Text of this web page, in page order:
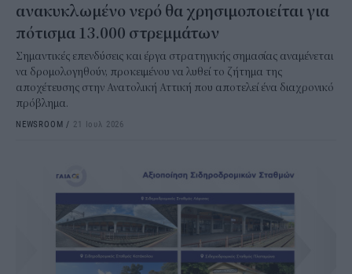
ανακυκλωμένο νερό θα χρησιμοποιείται για
πότισμα 13.000 στρεμμάτων
Σημαντικές επενδύσεις και έργα στρατηγικής σημασίας αναμένεται
να δρομολογηθούν, προκειμένου να λυθεί το ζήτημα της
αποχέτευσης στην Ανατολική Αττική που αποτελεί ένα διαχρονικό
πρόβλημα.
NEWSROOM / 21 Ιουλ 2026